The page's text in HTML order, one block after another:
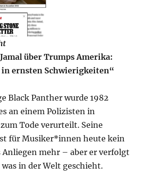
über Trumps Amerika:
ernsten Schwierigkeiten“
Black Panther wurde 1982
an einem Polizisten in
Tode verurteilt. Seine
für Musiker*innen heute kein
mehr – aber er verfolgt
in der Welt geschieht.